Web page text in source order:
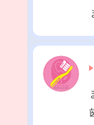
2022年03月
2022年02月
2022年01月
2021年12月